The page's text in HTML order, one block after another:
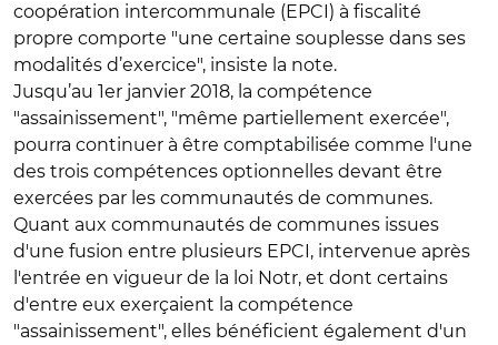
coopération intercommunale (EPCI) à fiscalité
propre comporte "une certaine souplesse dans ses
modalités d’exercice", insiste la note.
Jusqu’au 1er janvier 2018, la compétence
"assainissement", "même partiellement exercée",
pourra continuer à être comptabilisée comme l'une
des trois compétences optionnelles devant être
exercées par les communautés de communes.
Quant aux communautés de communes issues
d'une fusion entre plusieurs EPCI, intervenue après
l'entrée en vigueur de la loi Notr, et dont certains
d'entre eux exerçaient la compétence
"assainissement", elles bénéficient également d'un